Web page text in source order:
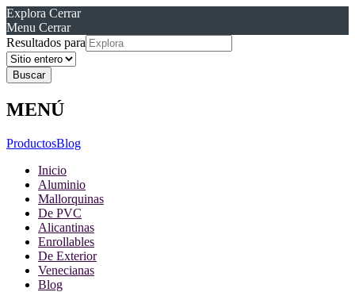
Explora Cerrar
Menu Cerrar
Resultados para
MENÚ
ProductosBlog
Inicio
Aluminio
Mallorquinas
De PVC
Alicantinas
Enrollables
De Exterior
Venecianas
Blog